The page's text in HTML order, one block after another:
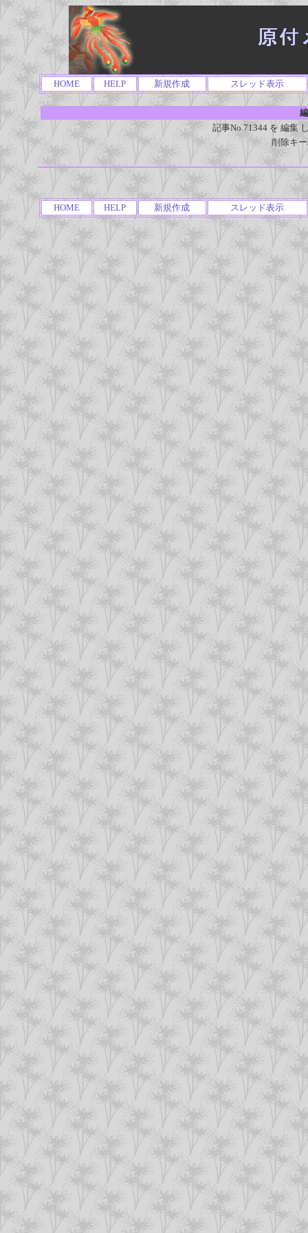
HOME HELP 新規作成 スレッド表示
記事No.71344 を 編集
削除キ
HOME HELP 新規作成 スレッド表示